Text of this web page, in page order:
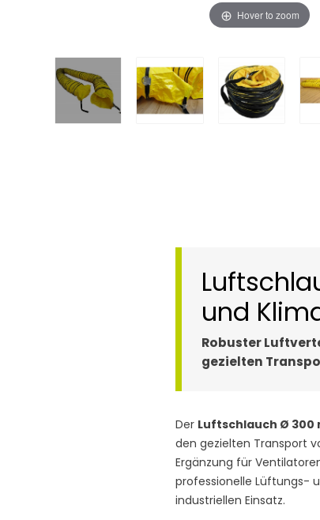
Hover to zoom
und
Robuster
gezielten
Der Luftschlauch Ø 300
den gezielten Transport
Ergänzung für
professionelle Lüftungs-
industriellen Einsatz.